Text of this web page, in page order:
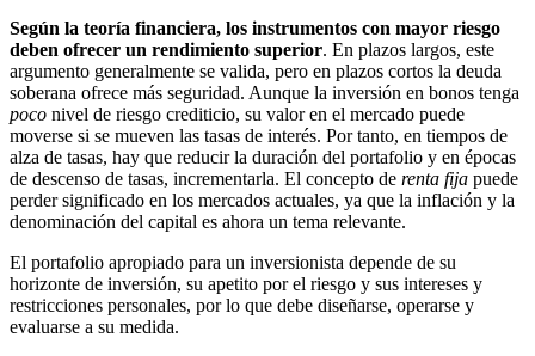
Según la teoría financiera, los instrumentos con mayor riesgo
deben ofrecer un rendimiento superior. En plazos largos, este
argumento generalmente se valida, pero en plazos cortos la deuda
soberana ofrece más seguridad. Aunque la inversión en bonos tenga
poco nivel de riesgo crediticio, su valor en el mercado puede
moverse si se mueven las tasas de interés. Por tanto, en tiempos de
alza de tasas, hay que reducir la duración del portafolio y en épocas
de descenso de tasas, incrementarla. El concepto de renta fija puede
perder significado en los mercados actuales, ya que la inflación y la
denominación del capital es ahora un tema relevante.
El portafolio apropiado para un inversionista depende de su
horizonte de inversión, su apetito por el riesgo y sus intereses y
restricciones personales, por lo que debe diseñarse, operarse y
evaluarse a su medida.